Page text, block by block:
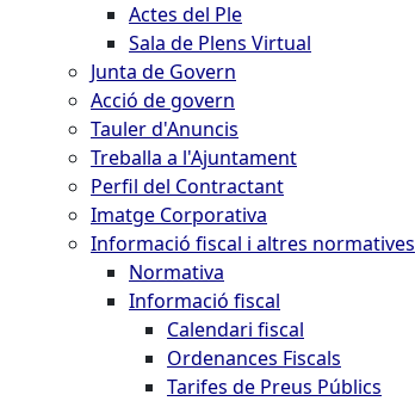
Actes del Ple
Sala de Plens Virtual
Junta de Govern
Acció de govern
Tauler d'Anuncis
Treballa a l'Ajuntament
Perfil del Contractant
Imatge Corporativa
Informació fiscal i altres normatives
Normativa
Informació fiscal
Calendari fiscal
Ordenances Fiscals
Tarifes de Preus Públics